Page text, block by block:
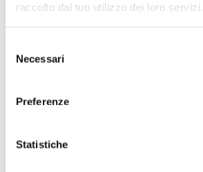
raccolto dal tuo utilizzo dei loro servizi.
delNecessari
Preferenze
Statistiche